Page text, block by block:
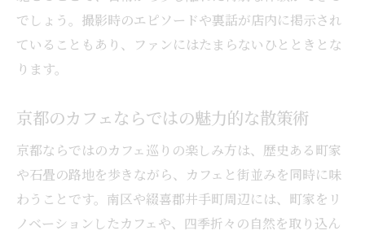
憧れのドラマカフェ世界を現地で満喫
カフェ体験で感じるドラマのリアルな魅力
憧れのカフェ空間で過ごす特別な時間
カフェ巡りで叶うドラマの夢のひととき
でしょう。撮影時のエピソードや裏話が店内に掲示され
ていることもあり、ファンにはたまらないひとときとな
ります。
京都のカフェならではの魅力的な散策術
京都ならではのカフェ巡りの楽しみ方は、歴史ある町家
や石畳の路地を歩きながら、カフェと街並みを同時に味
わうことです。南区や綴喜郡井手町周辺には、町家をリ
ノベーションしたカフェや、四季折々の自然を取り込ん